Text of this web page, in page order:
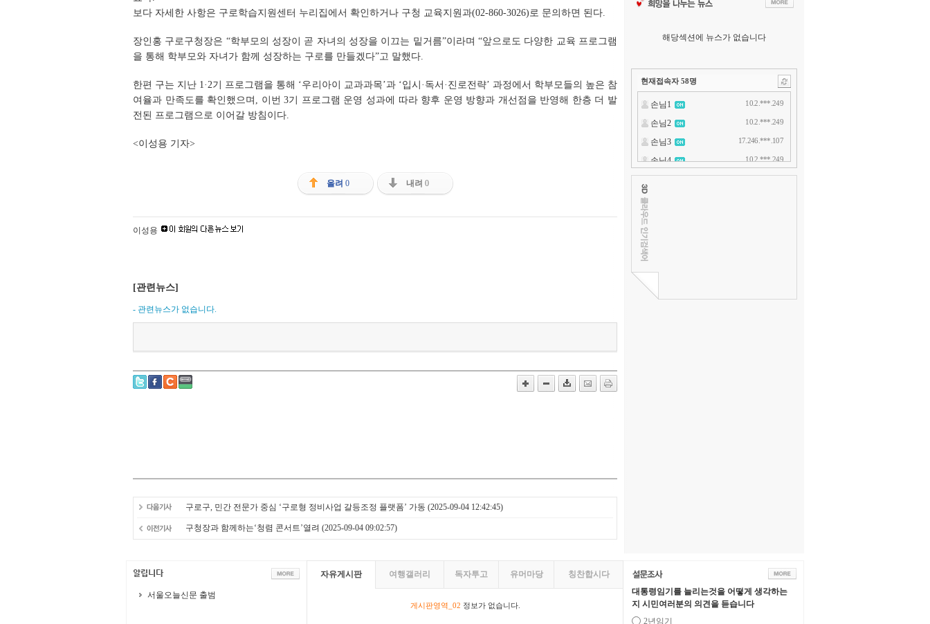
보다 자세한 사항은 구로학습지원센터 누리집에서 확인하거나 구청 교육지원과(02-860-3026)로 문의하면 된다.
장인홍 구로구청장은 “학부모의 성장이 곧 자녀의 성장을 이끄는 밑거름”이라며 “앞으로도 다양한 교육 프로그램
을 통해 학부모와 자녀가 함께 성장하는 구로를 만들겠다”고 말했다.
한편 구는 지난 1·2기 프로그램을 통해 ‘우리아이 교과과목’과 ‘입시·독서·진로전략’ 과정에서 학부모들의 높은 참
여율과 만족도를 확인했으며, 이번 3기 프로그램 운영 성과에 따라 향후 운영 방향과 개선점을 반영해 한층 더 발
전된 프로그램으로 이어갈 방침이다.
<이성용 기자>
올려 0 내려 0
이성용
[관련뉴스]
- 관련뉴스가 없습니다.
구로구, 민간 전문가 중심 ‘구로형 정비사업 갈등조정 플랫폼’ 가동 (2025-09-04 12:42:45)
구청장과 함께하는‘청렴 콘서트’열려 (2025-09-04 09:02:57)
해당섹션에 뉴스가 없습니다
현재접속자 58명
서울오늘신문 출범
자유게시판 여행갤러리 독자투고 유머마당 칭찬합시다
게시판영역_02 정보가 없습니다.
대통령임기를 늘리는것을 어떻게 생각하는
지 시민여러분의 의견을 듣습니다
2년임기